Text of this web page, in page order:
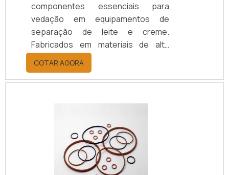
componentes essenciais para
vedação em equipamentos de
separação de leite e creme.
Fabricados em materiais de alta
resistência, como borracha nitrílica
ou silicone, esses retentores
garantem a integridade do sistema,
COTAR AGORA